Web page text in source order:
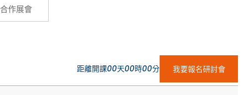
合作展會
距離開課00天00時00分 我要報名研討會